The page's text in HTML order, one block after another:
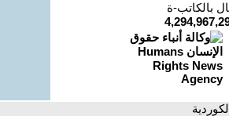
بالكاتب-ة